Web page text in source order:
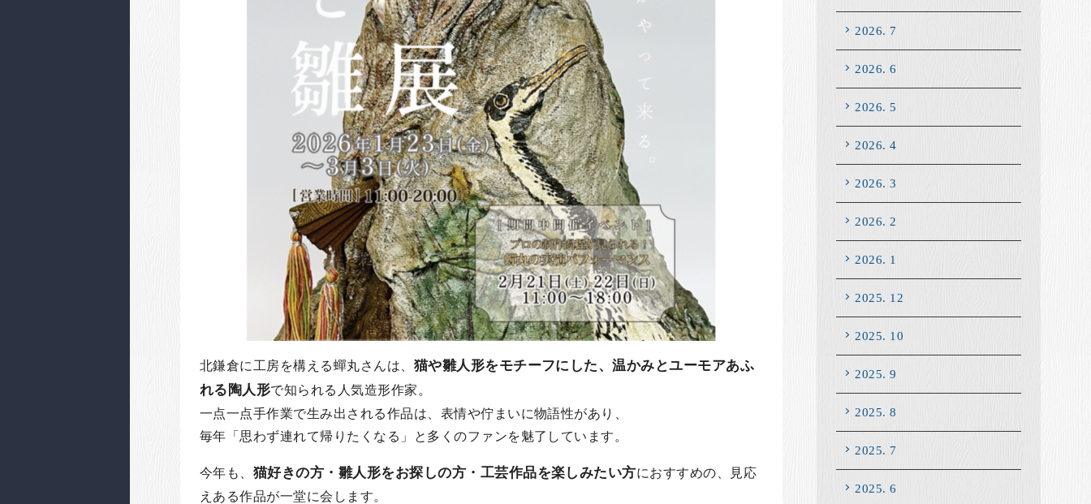
北鎌倉に工房を構える蟬丸さんは、 猫や雛人形をモチーフにした、温かみとユーモアあふ
れる陶人形で知られる人気造形作家。
一点一点手作業で生み出される作品は、表情や佇まいに物語性があり、
毎年「思わず連れて帰りたくなる」と多くのファンを魅了しています。
今年も、 猫好きの方・雛人形をお探しの方・工芸作品を楽しみたい方におすすめの、見応
えある作品が一堂に会します。
2026. 7
2026. 6
2026. 5
2026. 4
2026. 3
2026. 2
2026. 1
2025. 12
2025. 10
2025. 9
2025. 8
2025. 7
2025. 6